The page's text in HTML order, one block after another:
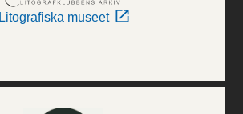
Litografiska museet